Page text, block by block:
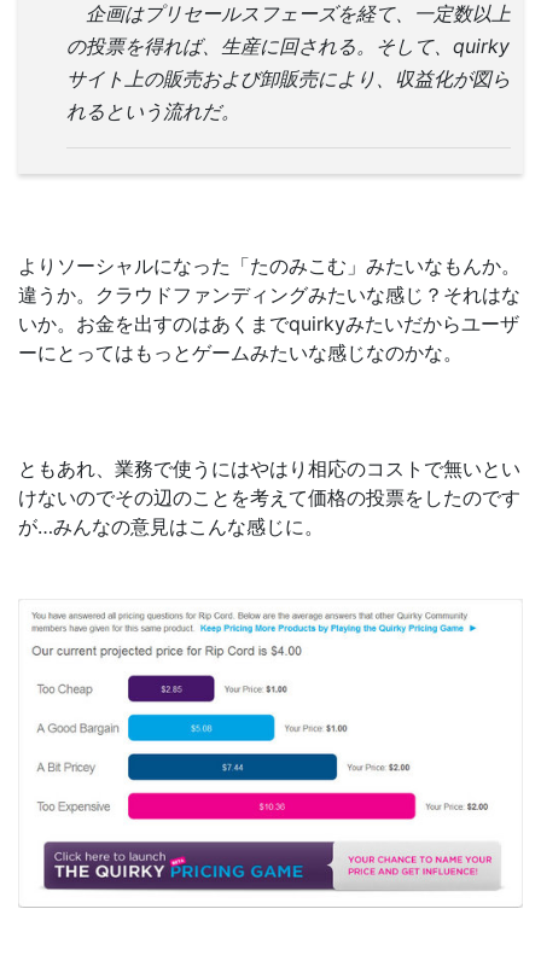
企画はプリセールスフェーズを経て、一定数以上
の投票を得れば、生産に回される。そして、quirky
サイト上の販売および卸販売により、収益化が図ら
れるという流れだ。
よりソーシャルになった「たのみこむ」みたいなもんか。
違うか。クラウドファンディングみたいな感じ？それはな
いか。お金を出すのはあくまでquirkyみたいだからユーザ
ーにとってはもっとゲームみたいな感じなのかな。
ともあれ、業務で使うにはやはり相応のコストで無いとい
けないのでその辺のことを考えて価格の投票をしたのです
が…みんなの意見はこんな感じに。